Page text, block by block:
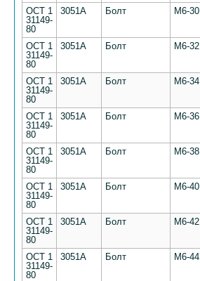
ОСТ 1
31149-
80
3051А Болт М6-30
ОСТ 1
31149-
80
3051А Болт М6-32
ОСТ 1
31149-
80
3051А Болт М6-34
ОСТ 1
31149-
80
3051А Болт М6-36
ОСТ 1
31149-
80
3051А Болт М6-38
ОСТ 1
31149-
80
3051А Болт М6-40
ОСТ 1
31149-
80
3051А Болт М6-42
ОСТ 1
31149-
80
3051А Болт М6-44